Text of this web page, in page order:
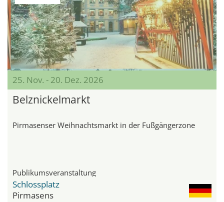
25. Nov. - 20. Dez. 2026
Belznickelmarkt
Pirmasenser Weihnachtsmarkt in der Fußgängerzone
Publikumsveranstaltung
Schlossplatz
Pirmasens